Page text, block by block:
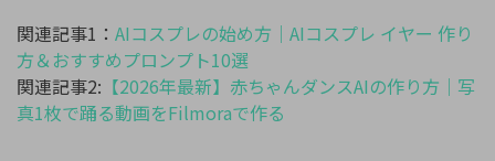
関連記事1： AIコスプレの始め方｜AIコスプレ イヤー 作り
方＆おすすめプロンプト10選
関連記事2: 【2026年最新】赤ちゃんダンスAIの作り方｜写
真1枚で踊る動画をFilmoraで作る